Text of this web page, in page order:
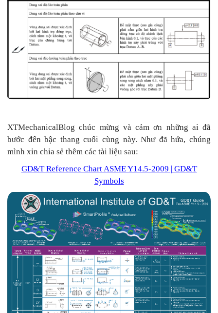
XTMechanicalBlog chúc mừng và cảm ơn những ai đã
bước đến bậc thang cuối cùng này. Như đã hứa, chúng
mình xin chia sẻ thêm các tài liệu sau:
GD&T Reference Chart ASME Y14.5-2009 | GD&T
Symbols